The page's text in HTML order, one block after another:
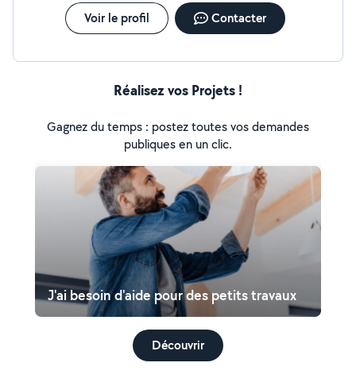
Voir le profil Contacter
Réalisez vos Projets !
Gagnez du temps : postez toutes vos demandes
publiques en un clic.
J'ai besoin d'aide pour des petits travaux
Découvrir